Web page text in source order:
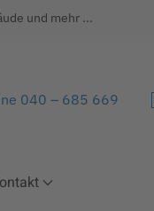
und mehr ...
040 – 685 669